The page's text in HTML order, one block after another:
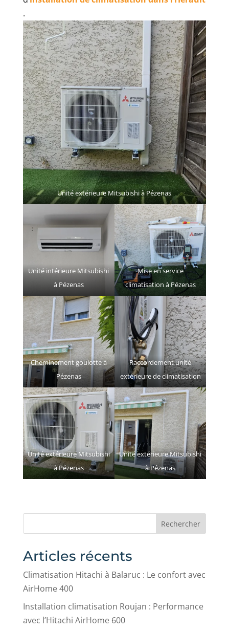
.
Unité extérieure Mitsubishi à Pézenas
Unité intérieure Mitsubishi
à Pézenas
Mise en service
climatisation à Pézenas
Cheminement goulotte à
Pézenas
Raccordement unité
extérieure de climatisation
Unité extérieure Mitsubishi
à Pézenas
Unité extérieure Mitsubishi
à Pézenas
Rechercher
Articles récents
Climatisation Hitachi à Balaruc : Le confort avec
AirHome 400
Installation climatisation Roujan : Performance
avec l’Hitachi AirHome 600